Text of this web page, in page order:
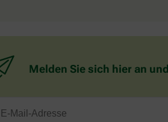
Melden Sie sich hier an